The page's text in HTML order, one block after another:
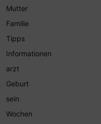
Mutter
Familie
Tipps
Informationen
arzt
Geburt
sein
Wochen